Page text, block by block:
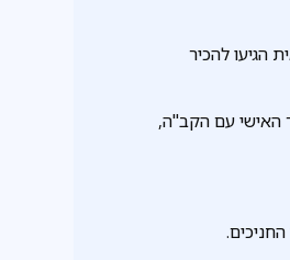
הגיעו להכיר
האישי עם הקב"ה,